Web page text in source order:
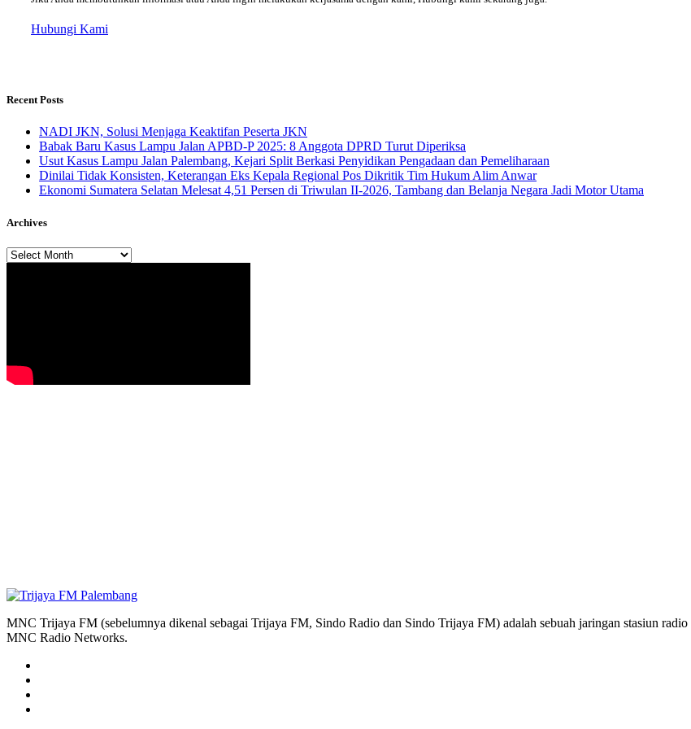
Hubungi Kami
Recent Posts
NADI JKN, Solusi Menjaga Keaktifan Peserta JKN
Babak Baru Kasus Lampu Jalan APBD-P 2025: 8 Anggota DPRD Turut Diperiksa
Usut Kasus Lampu Jalan Palembang, Kejari Split Berkasi Penyidikan Pengadaan dan Pemeliharaan
Dinilai Tidak Konsisten, Keterangan Eks Kepala Regional Pos Dikritik Tim Hukum Alim Anwar
Ekonomi Sumatera Selatan Melesat 4,51 Persen di Triwulan II-2026, Tambang dan Belanja Negara Jadi Motor Utama
Archives
Archives
MNC Trijaya FM (sebelumnya dikenal sebagai Trijaya FM, Sindo Radio dan Sindo Trijaya FM) adalah sebuah jaringan stasiun
MNC Radio Networks.